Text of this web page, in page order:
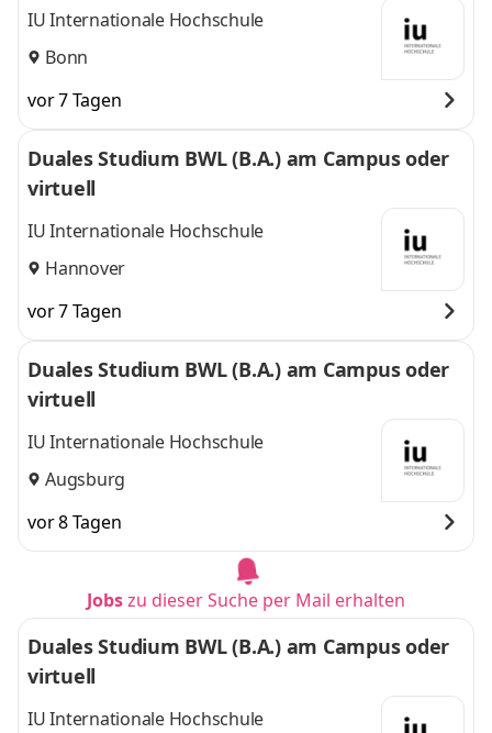
IU Internationale Hochschule
Bonn
vor 7 Tagen
Duales Studium BWL (B.A.) am Campus oder
virtuell
IU Internationale Hochschule
Hannover
vor 7 Tagen
Duales Studium BWL (B.A.) am Campus oder
virtuell
IU Internationale Hochschule
Augsburg
vor 8 Tagen
Jobszu dieser Suche per Mail erhalten
Duales Studium BWL (B.A.) am Campus oder
virtuell
IU Internationale Hochschule